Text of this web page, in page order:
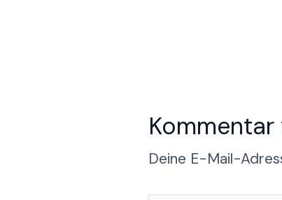
Kommentar
Deine E-Mail-